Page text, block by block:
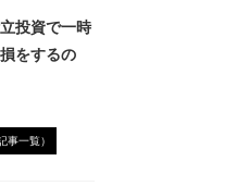
投資で一時
をするの
事一覧）